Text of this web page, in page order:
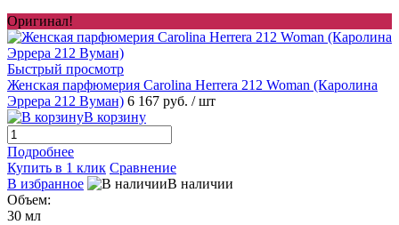
Оригинал!
Быстрый просмотр
Женская парфюмерия Carolina Herrera 212 Woman (Каролина
Эррера 212 Вуман) 6 167 руб. / шт
В корзину
Подробнее
Купить в 1 клик Сравнение
В избранное
В наличии
Объем:
30 мл